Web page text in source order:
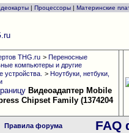
| Процессоры | Материнские
THG.ru > Переносные
компьютеры и другие
устройства. > Ноутбуки, нетбуки,
Видеоадаптер Mobile
Chipset Family (1374204
Правила форума FAQ